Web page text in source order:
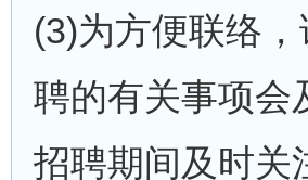
(3)为方便联络
聘的有关事项会
招聘期间及时关